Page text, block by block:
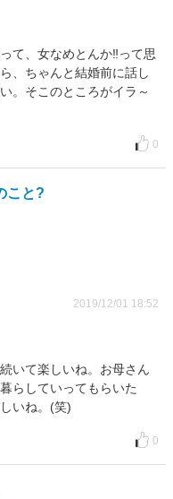
て、女なめとんか‼って思
、ちゃんと結婚前に話し
。そこのところがイラ～
0
こと?
2019/12/01 18:52
いて楽しいね。お母さん
らしていってもらいた
いね。(笑)
0